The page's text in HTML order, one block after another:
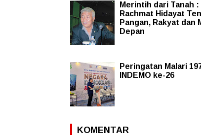
Merintih dari Tanah :
Rachmat Hidayat
Pangan, Rakyat dan
Depan
Peringatan Malari
INDEMO ke-26
KOMENTAR